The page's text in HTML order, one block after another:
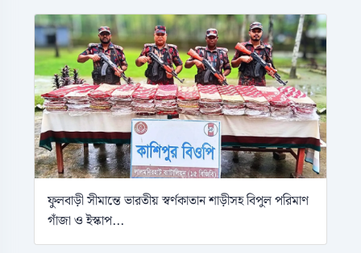
ফুলবাড়ী সীমান্তে ভারতীয় স্বর্ণকাতান শাড়ীসহ বিপুল পরিমাণ
গাঁজা ও ইস্কাপ...